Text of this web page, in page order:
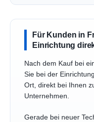
Für Kunden in
Einrichtung
Nach dem Kauf bei
Sie bei der
Ort, direkt bei Ihnen
Unternehmen.
Gerade bei neuer